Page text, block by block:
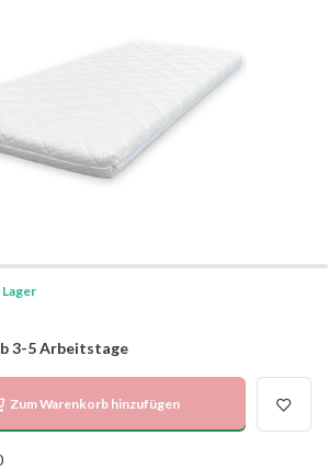
3-5 Arbeitstage
Zum Warenkorb hinzufügen